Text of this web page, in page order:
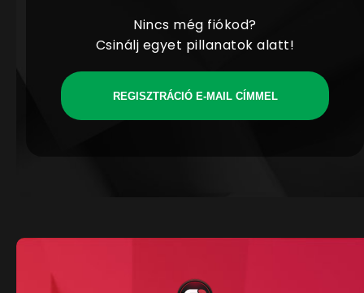
Nincs még fiókod?
Csinálj egyet pillanatok alatt!
REGISZTRÁCIÓ E-MAIL CÍMMEL